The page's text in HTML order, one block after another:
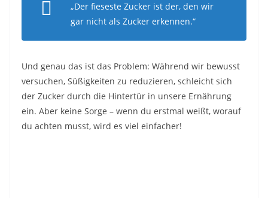
„Der fieseste Zucker ist der, den wir
gar nicht als Zucker erkennen.“
Und genau das ist das Problem: Während wir bewusst
versuchen, Süßigkeiten zu reduzieren, schleicht sich
der Zucker durch die Hintertür in unsere Ernährung
ein. Aber keine Sorge – wenn du erstmal weißt, worauf
du achten musst, wird es viel einfacher!